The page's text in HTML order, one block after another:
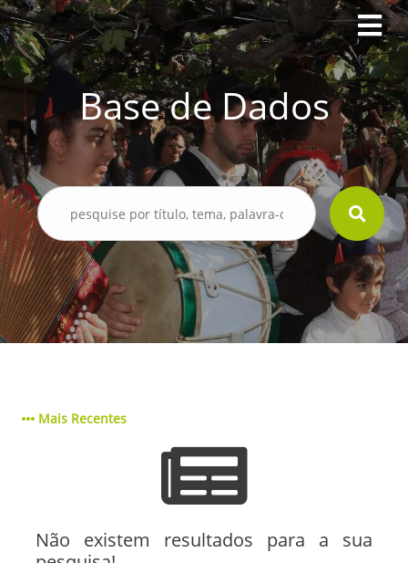
Base de Dados
Mais Recentes
Não existem resultados para a sua